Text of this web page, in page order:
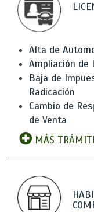
Alta de
Ampliación de
Baja de
Radicación
Cambio de
de Venta
MÁS